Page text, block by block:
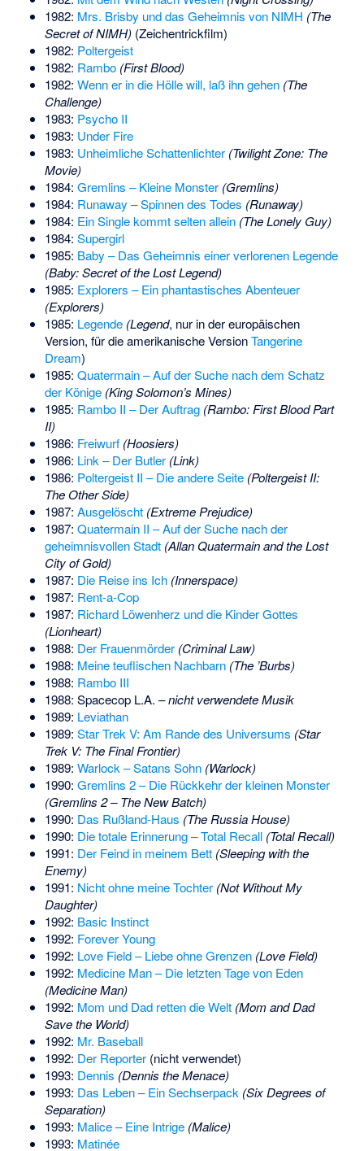
1982: Mrs. Brisby und das Geheimnis von NIMH (The
Secret of NIMH)(Zeichentrickfilm)
1982: Poltergeist
1982: Rambo (First Blood)
1982: Wenn er in die Hölle will, laß ihn gehen (The
Challenge)
1983: Psycho II
1983: Under Fire
1983: Unheimliche Schattenlichter (Twilight Zone: The
Movie)
1984: Gremlins – Kleine Monster (Gremlins)
1984: Runaway – Spinnen des Todes (Runaway)
1984: Ein Single kommt selten allein (The Lonely Guy)
1984: Supergirl
1985: Baby – Das Geheimnis einer verlorenen Legende
(Baby: Secret of the Lost Legend)
1985: Explorers – Ein phantastisches Abenteuer
(Explorers)
1985: Legende (Legend, nur in der europäischen
Version, für die amerikanische VersionTangerine
Dream)
1985: Quatermain – Auf der Suche nach dem Schatz
der Könige (King Solomon’s Mines)
1985: Rambo II – Der Auftrag (Rambo: First Blood Part
II)
1986: Freiwurf (Hoosiers)
1986: Link – Der Butler (Link)
1986: Poltergeist II – Die andere Seite (Poltergeist II:
The Other Side)
1987: Ausgelöscht (Extreme Prejudice)
1987: Quatermain II – Auf der Suche nach der
geheimnisvollen Stadt (Allan Quatermain and the Lost
City of Gold)
1987: Die Reise ins Ich (Innerspace)
1987: Rent-a-Cop
1987: Richard Löwenherz und die Kinder Gottes
(Lionheart)
1988: Der Frauenmörder (Criminal Law)
1988: Meine teuflischen Nachbarn (The ’Burbs)
1988: Rambo III
1988: Spacecop L.A. –nicht verwendete Musik
1989: Leviathan
1989: Star Trek V: Am Rande des Universums (Star
Trek V: The Final Frontier)
1989: Warlock – Satans Sohn (Warlock)
1990: Gremlins 2 – Die Rückkehr der kleinen Monster
(Gremlins 2 – The New Batch)
1990: Das Rußland-Haus (The Russia House)
1990: Die totale Erinnerung – Total Recall (Total Recall)
1991: Der Feind in meinem Bett (Sleeping with the
Enemy)
1991: Nicht ohne meine Tochter (Not Without My
Daughter)
1992: Basic Instinct
1992: Forever Young
1992: Love Field – Liebe ohne Grenzen (Love Field)
1992: Medicine Man – Die letzten Tage von Eden
(Medicine Man)
1992: Mom und Dad retten die Welt (Mom and Dad
Save the World)
1992: Mr. Baseball
1992: Der Reporter(nicht verwendet)
1993: Dennis (Dennis the Menace)
1993: Das Leben – Ein Sechserpack (Six Degrees of
Separation)
1993: Malice – Eine Intrige (Malice)
1993: Matinée